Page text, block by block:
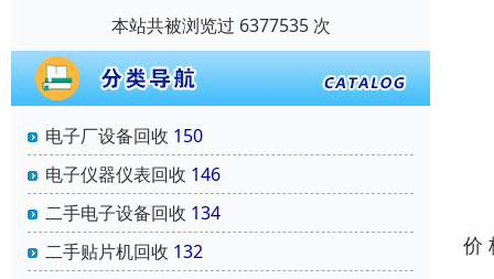
本站共被浏览过 6377535 次
电子厂设备回收 150
电子仪器仪表回收 146
二手电子设备回收 134
二手贴片机回收 132
价